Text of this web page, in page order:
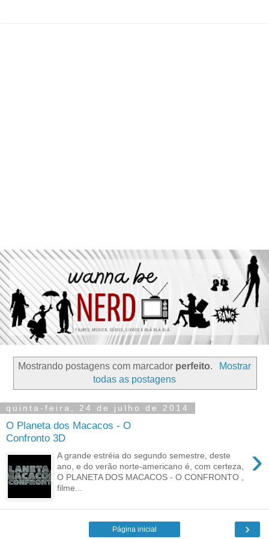
Mostrando postagens com marcador perfeito.
Mostrar
todas as postagens
quinta-feira, 24 de julho de 2014
O Planeta dos Macacos - O
Confronto 3D
›
A grande estréia do segundo semestre, deste
ano, e do verão norte-americano é, com certeza,
O PLANETA DOS MACACOS - O CONFRONTO ,
filme...
›
Página inicial